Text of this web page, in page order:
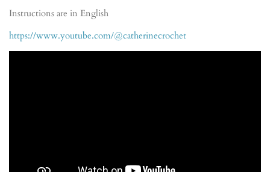
Instructions are in English
https://www.youtube.com/@catherinecrochet